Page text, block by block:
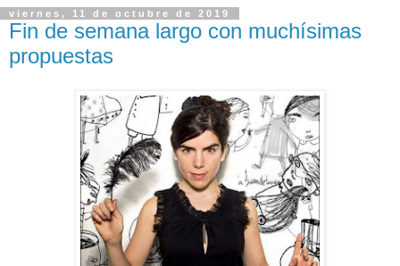
viernes, 11 de octubre de 2019
Fin de semana largo con muchísimas
propuestas